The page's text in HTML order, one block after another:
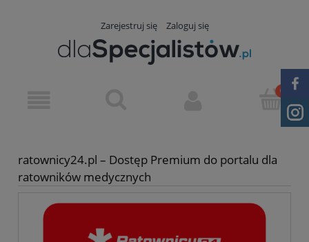
Zarejestruj się Zaloguj się
ratownicy24.pl – Dostęp Premium do portalu dla
ratowników medycznych